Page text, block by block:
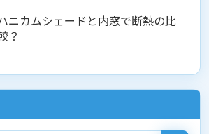
ニカムシェードと内窓で断熱の比
？